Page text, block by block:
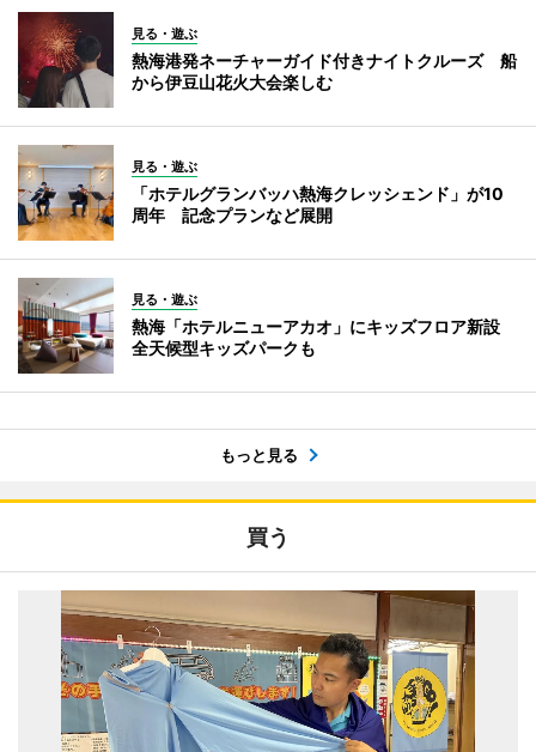
見る・遊ぶ
熱海港発ネーチャーガイド付きナイトクルーズ 船
から伊豆山花火大会楽しむ
見る・遊ぶ
「ホテルグランバッハ熱海クレッシェンド」が10
周年 記念プランなど展開
見る・遊ぶ
熱海「ホテルニューアカオ」にキッズフロア新設
全天候型キッズパークも
もっと見る
買う